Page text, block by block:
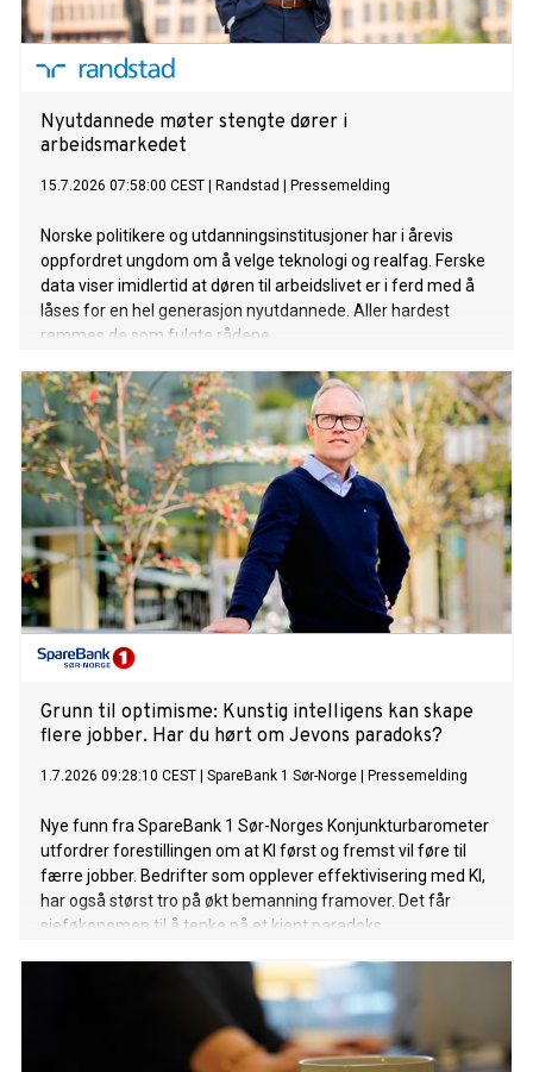
Nyutdannede møter stengte dører i
arbeidsmarkedet
15.7.2026 07:58:00 CEST Randstad Pressemelding
Norske politikere og utdanningsinstitusjoner har i årevis
oppfordret ungdom om å velge teknologi og realfag. Ferske
data viser imidlertid at døren til arbeidslivet er i ferd med å
låses for en hel generasjon nyutdannede. Aller hardest
rammes de som fulgte rådene.
Grunn til optimisme: Kunstig intelligens kan skape
flere jobber. Har du hørt om Jevons paradoks?
1.7.2026 09:28:10 CEST SpareBank 1 Sør-Norge Pressemelding
Nye funn fra SpareBank 1 Sør-Norges Konjunkturbarometer
utfordrer forestillingen om at KI først og fremst vil føre til
færre jobber. Bedrifter som opplever effektivisering med KI,
har også størst tro på økt bemanning framover. Det får
sjeføkonomen til å tenke på et kjent paradoks.